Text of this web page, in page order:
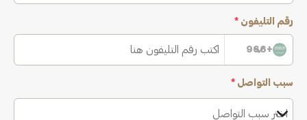
رقم التليفون *
+966
سبب التواصل *
اختر سبب التواصل